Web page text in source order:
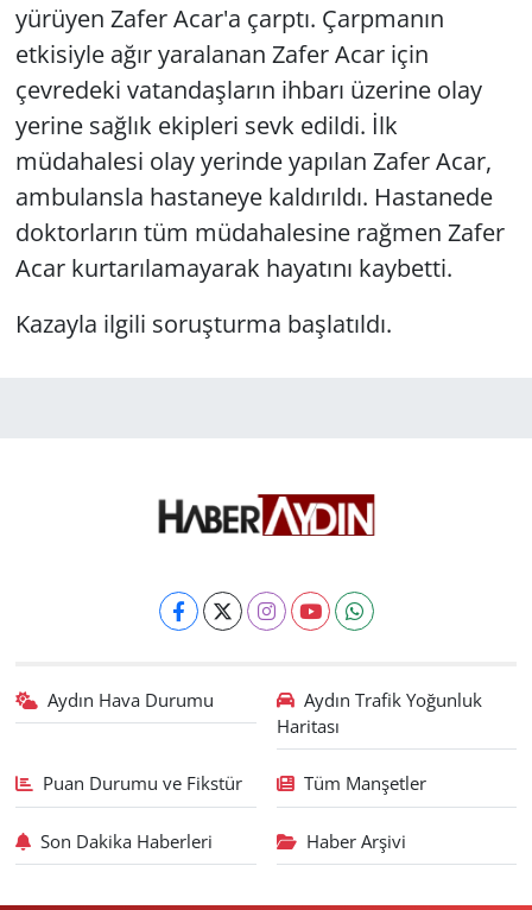
yürüyen Zafer Acar'a çarptı. Çarpmanın
etkisiyle ağır yaralanan Zafer Acar için
çevredeki vatandaşların ihbarı üzerine olay
yerine sağlık ekipleri sevk edildi. İlk
müdahalesi olay yerinde yapılan Zafer Acar,
ambulansla hastaneye kaldırıldı. Hastanede
doktorların tüm müdahalesine rağmen Zafer
Acar kurtarılamayarak hayatını kaybetti.
Kazayla ilgili soruşturma başlatıldı.
Aydın Hava Durumu
Aydın Trafik Yoğunluk
Haritası
Puan Durumu ve Fikstür Tüm Manşetler
Son Dakika Haberleri Haber Arşivi